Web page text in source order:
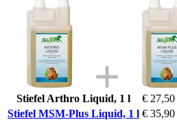
Stiefel Arthro Liquid, 1 l € 27,50
Stiefel MSM-Plus Liquid, 1 l € 35,90